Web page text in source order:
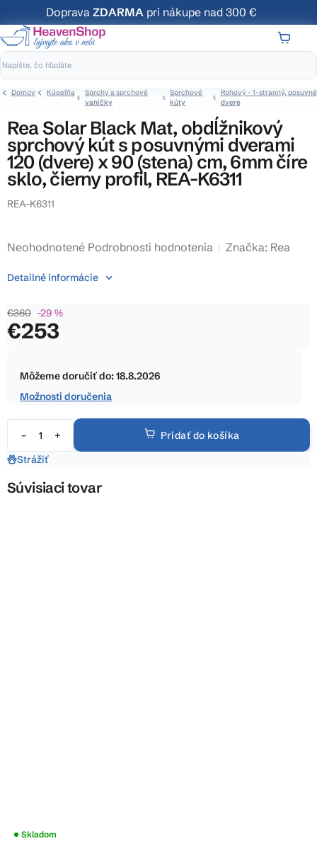
na
obsah
Doprava ZDARMA pri nákupe nad 300 €
Domov Kúpeľňa
Sprchy a sprchové
vaničky
Sprchové
kúty
Rohový - 1-stranný, posuvné
dvere
Rea Solar Black Mat, obdĺžnikový
sprchový kút s posuvnými dverami
120 (dvere) x 90 (stena) cm, 6mm číre
sklo, čierny profil, REA-K6311
REA-K6311
Priemerné
produktu
0,0
z
Neohodnotené Podrobnosti hodnotenia Značka: Rea
€360 –29 %
€253
cena:
Môžeme doručiť do:18.8.2026
Možnosti doručenia
Pridať do košíka
Detailné informácie
Strážiť
Súvisiaci tovar
Skladom